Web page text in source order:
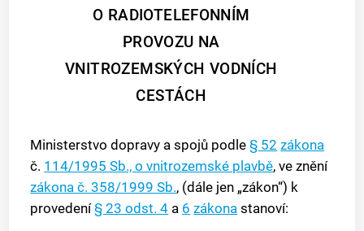
O RADIOTELEFONNÍM
PROVOZU NA
VNITROZEMSKÝCH VODNÍCH
CESTÁCH
Ministerstvo dopravy a spojů podle§ 52 zákona
č. 114/1995 Sb., o vnitrozemské plavbě, ve znění
zákona č. 358/1999 Sb., (dále jen „zákon“) k
provedení§ 23 odst. 4 a 6 zákona stanoví: